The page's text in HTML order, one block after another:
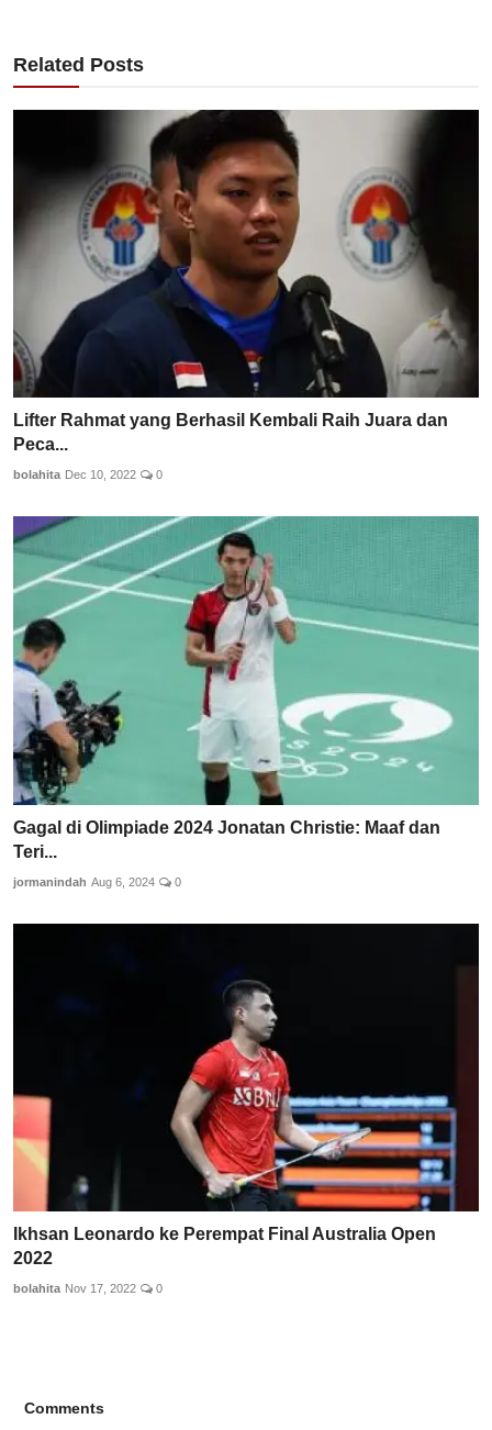
Related Posts
Lifter Rahmat yang Berhasil Kembali Raih Juara dan
Peca...
bolahita Dec 10, 2022 0
Gagal di Olimpiade 2024 Jonatan Christie: Maaf dan
Teri...
jormanindah Aug 6, 2024 0
Ikhsan Leonardo ke Perempat Final Australia Open
2022
bolahita Nov 17, 2022 0
Comments